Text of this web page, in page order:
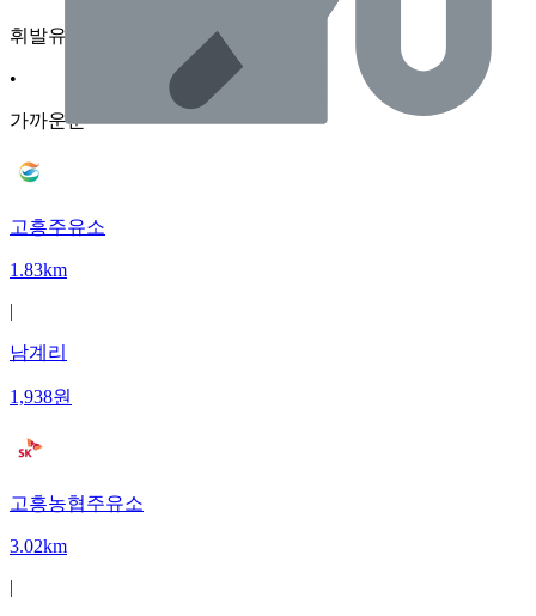
휘발유
•
가까운순
고흥주유소
1.83km
|
남계리
1,938원
고흥농협주유소
3.02km
|